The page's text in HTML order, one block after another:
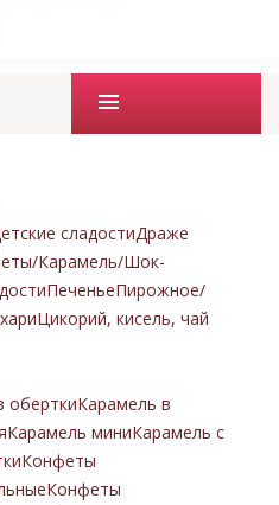
Промо товары
сладостиДраже
Карамель/Шок-
ПеченьеПирожное/
Цикорий, кисель, чай
оберткиКарамель в
Карамель миниКарамель с
Конфеты
Конфеты